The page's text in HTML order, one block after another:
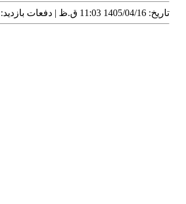
تاریخ: 1405/04/16 11:03 ق.ظ | دفعات بازدید: 1967